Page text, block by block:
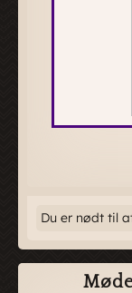
Du er nødt til